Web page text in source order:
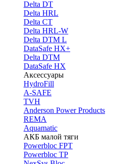
Delta DT
Delta HRL
Delta CT
Delta HRL-W
Delta DTM L
DataSafe HX+
Delta DTM
DataSafe HX
Аксессуары
HydroFill
A-SAFE
TVH
Anderson Power Products
REMA
Aquamatic
АКБ малой тяги
Powerbloc FPT
Powerbloc TP